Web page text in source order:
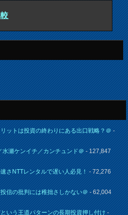
ットは投資の終わりにある出口戦略？＠-
瀬ケンイチ／カンチュンド＠- 127,847
さNTTレンタルで遅い人必見！- 72,276
信の批判には稚拙さしかない＠- 62,004
いう王道パターンの長期投資押し付け-